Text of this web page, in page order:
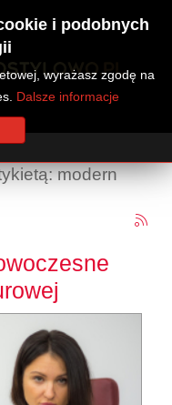
modern
i podobnych
wyrażasz zgodę na
Dalsze informacje